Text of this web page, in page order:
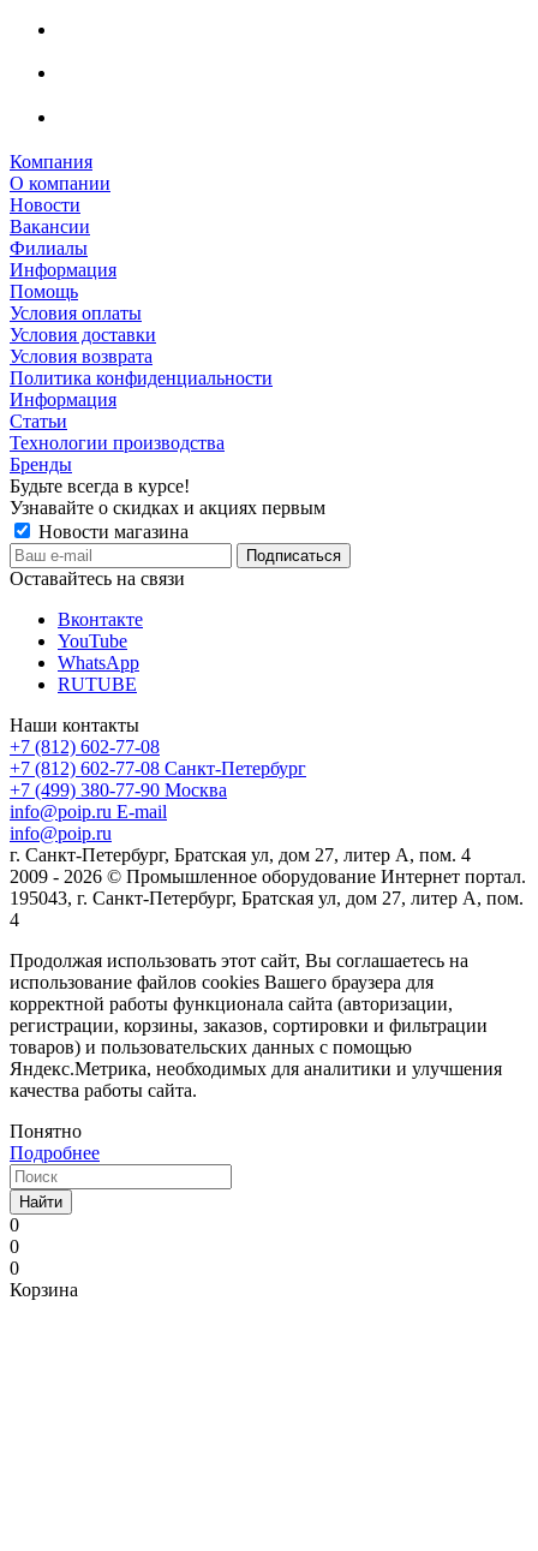
Компания
О компании
Новости
Вакансии
Филиалы
Информация
Помощь
Условия оплаты
Условия доставки
Условия возврата
Политика конфиденциальности
Информация
Статьи
Технологии производства
Бренды
Будьте всегда в курсе!
Узнавайте о скидках и акциях первым
Новости магазина
Оставайтесь на связи
Вконтакте
YouTube
WhatsApp
RUTUBE
Наши контакты
+7 (812) 602-77-08
+7 (812) 602-77-08 Санкт-Петербург
+7 (499) 380-77-90 Москва
info@poip.ru E-mail
info@poip.ru
г. Санкт-Петербург, Братская ул, дом 27, литер А, пом. 4
2009 - 2026 © Промышленное оборудование Интернет портал.
195043, г. Санкт-Петербург, Братская ул, дом 27, литер А, пом.
4
Продолжая использовать этот сайт, Вы соглашаетесь на
использование файлов cookies Вашего браузера для
корректной работы функционала сайта (авторизации,
регистрации, корзины, заказов, сортировки и фильтрации
товаров) и пользовательских данных с помощью
Яндекс.Метрика, необходимых для аналитики и улучшения
качества работы сайта.
Понятно
Подробнее
Найти
0
0
0
Корзина